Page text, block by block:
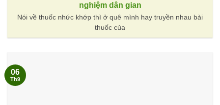
nghiệm dân gian
Nói về thuốc nhức khớp thì ở quê mình hay truyền nhau bài
thuốc của
06
Th9